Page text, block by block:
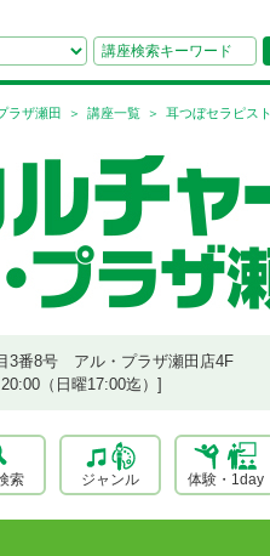
ラザ瀬田 講座一覧 耳つぼセラピス
3番8号 アル・プラザ瀬田店4F
（日曜17:00迄）]
索 ジャンル 体験・1day